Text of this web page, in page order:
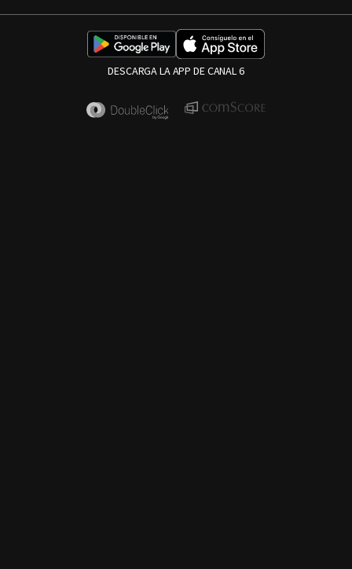
DESCARGA LA APP DE CANAL 6